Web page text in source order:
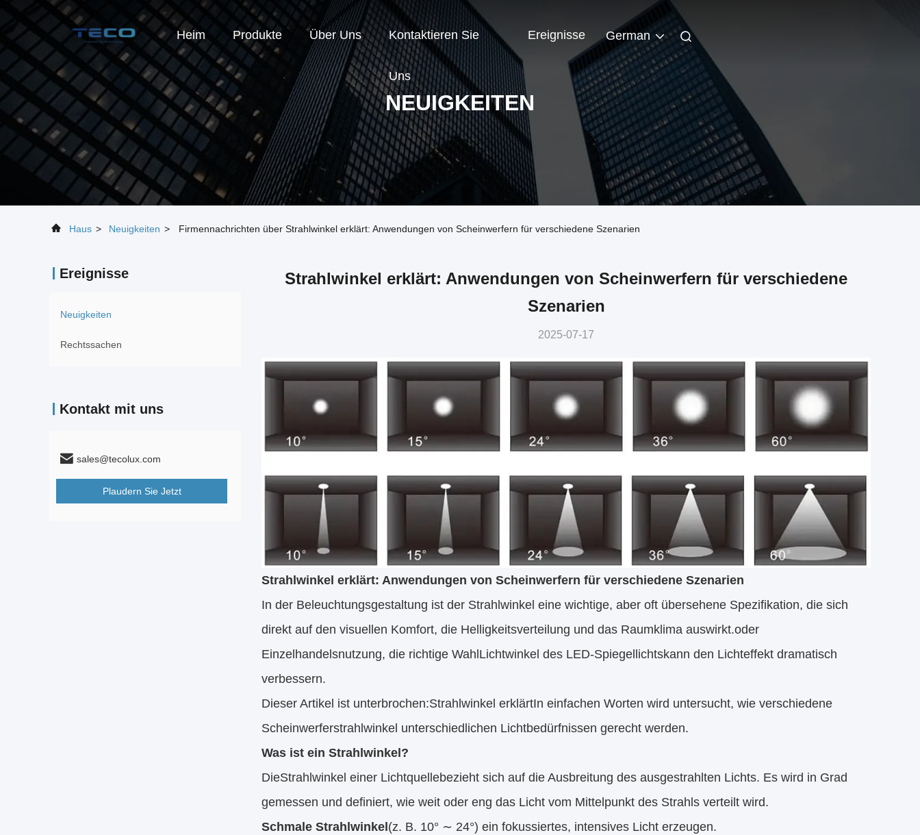
Heim Produkte Über Uns Kontaktieren Sie
Uns
Ereignisse German
NEUIGKEITEN
Haus > Neuigkeiten > Firmennachrichten über Strahlwinkel erklärt: Anwendungen von Scheinwerfern für verschiedene Szenarien
Ereignisse
Neuigkeiten
Rechtssachen
Kontakt mit uns
sales@tecolux.com
Plaudern Sie Jetzt
Strahlwinkel erklärt: Anwendungen von Scheinwerfern für verschiedene
Szenarien
2025-07-17
Strahlwinkel erklärt: Anwendungen von Scheinwerfern für verschiedene Szenarien
In der Beleuchtungsgestaltung ist der Strahlwinkel eine wichtige, aber oft übersehene Spezifikation, die sich
direkt auf den visuellen Komfort, die Helligkeitsverteilung und das Raumklima auswirkt.oder
Einzelhandelsnutzung, die richtige Wahl Lichtwinkel des LED-Spiegellichtskann den Lichteffekt dramatisch
verbessern.
Dieser Artikel ist unterbrochen:Strahlwinkel erklärtIn einfachen Worten wird untersucht, wie verschiedene
Scheinwerferstrahlwinkel unterschiedlichen Lichtbedürfnissen gerecht werden.
Was ist ein Strahlwinkel?
DieStrahlwinkel einer Lichtquellebezieht sich auf die Ausbreitung des ausgestrahlten Lichts. Es wird in Grad
gemessen und definiert, wie weit oder eng das Licht vom Mittelpunkt des Strahls verteilt wird.
Schmale Strahlwinkel (z. B. 10° ∼ 24°) ein fokussiertes, intensives Licht erzeugen.